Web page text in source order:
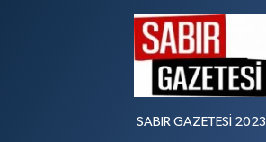
SABIR GAZETESİ 2023